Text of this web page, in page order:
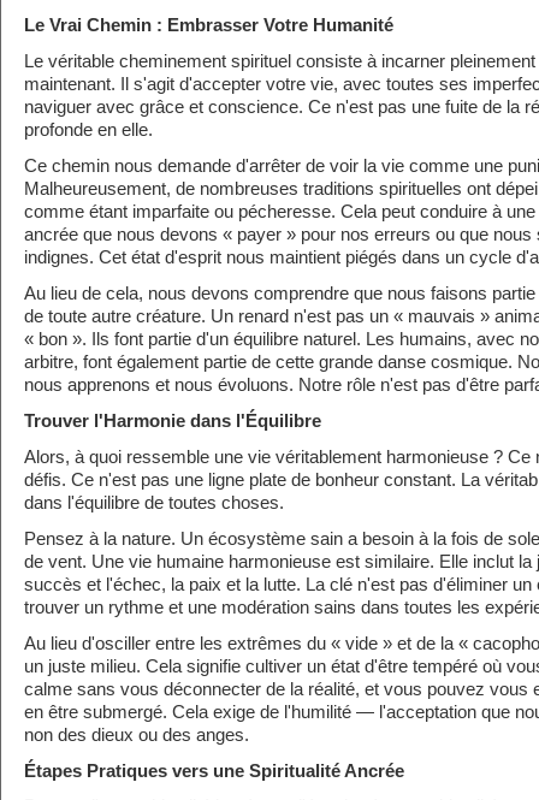
Le Vrai Chemin : Embrasser Votre Humanité
Le véritable cheminement spirituel consiste à incarner
maintenant. Il s'agit d'accepter votre vie, avec toutes ses
naviguer avec grâce et conscience. Ce n'est pas une fuite de la
profonde en elle.
Ce chemin nous demande d'arrêter de voir la vie comme une
Malheureusement, de nombreuses traditions spirituelles ont
comme étant imparfaite ou pécheresse. Cela peut conduire à
ancrée que nous devons « payer » pour nos erreurs ou que
indignes. Cet état d'esprit nous maintient piégés dans un cycle
Au lieu de cela, nous devons comprendre que nous faisons
de toute autre créature. Un renard n'est pas un « mauvais »
« bon ». Ils font partie d'un équilibre naturel. Les humains, avec
arbitre, font également partie de cette grande danse cosmique.
nous apprenons et nous évoluons. Notre rôle n'est pas d'être
Trouver l'Harmonie dans l'Équilibre
Alors, à quoi ressemble une vie véritablement harmonieuse ? Ce
défis. Ce n'est pas une ligne plate de bonheur constant. La
dans l'équilibre de toutes choses.
Pensez à la nature. Un écosystème sain a besoin à la fois de
de vent. Une vie humaine harmonieuse est similaire. Elle inclut la
succès et l'échec, la paix et la lutte. La clé n'est pas d'éliminer un
trouver un rythme et une modération sains dans toutes les
Au lieu d'osciller entre les extrêmes du « vide » et de la «
un juste milieu. Cela signifie cultiver un état d'être tempéré où
calme sans vous déconnecter de la réalité, et vous pouvez vous
en être submergé. Cela exige de l'humilité — l'acceptation que
non des dieux ou des anges.
Étapes Pratiques vers une Spiritualité Ancrée